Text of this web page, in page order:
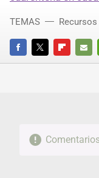
FACEBOOKTWITTERFLIPBOARD
E-
TEMAS